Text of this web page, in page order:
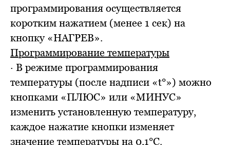
программирования осуществляется
коротким нажатием (менее 1 сек) на
кнопку «НАГРЕВ».
Программирование температуры
· В режиме программирования
температуры (после надписи «t°») можно
кнопками «ПЛЮС» или «МИНУС»
изменить установленную температуру,
каждое нажатие кнопки изменяет
значение температуры на 0,1°C.